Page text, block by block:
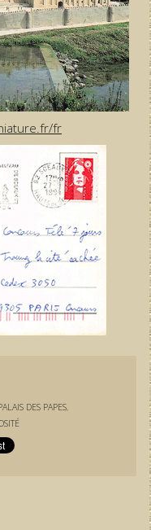
fr
DES PAPES,